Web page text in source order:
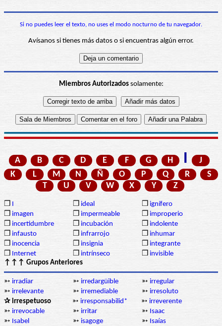
Si no puedes leer el texto, no uses el modo nocturno de tu navegador.
Avísanos si tienes más datos o si encuentras algún error.
Miembros Autorizadossolamente:
A B C D E F G H I
J
K
L M N Ñ O P Q R
S
T
U V W X Y Z
❒ I ❒ ideal ❒ ignífero
❒ imagen ❒ impermeable ❒ improperio
❒ incertidumbre ❒ incubación ❒ indolente
❒ infausto ❒ infrarrojo ❒ inhumar
❒ inocencia ❒ insignia ❒ integrante
❒ Internet ❒ intrínseco ❒ invisible
↑↑↑ Grupos Anteriores
➳ irradiar ➳ irredargüible ➳ irregular
➳ irrelevante ➳ irremediable ➳ irresoluto
✰ irrespetuoso
➳ irresponsabilid* ➳ irreverente
➳ irrevocable ➳ irritar ➳ Isaac
➳ Isabel ➳ isagoge ➳ Isaías